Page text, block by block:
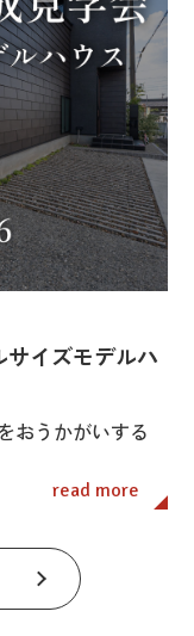
サイズモデルハ
おうかがいする
read more